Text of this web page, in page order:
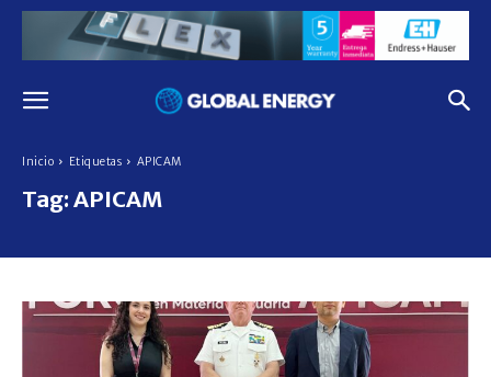
Inicio Etiquetas APICAM
Tag: APICAM